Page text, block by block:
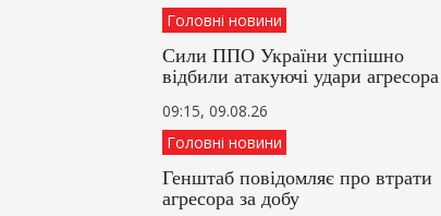
Головні новини
Сили ППО України успішно
відбили атакуючі удари агресора
09:15, 09.08.26
Головні новини
Генштаб повідомляє про втрати
агресора за добу